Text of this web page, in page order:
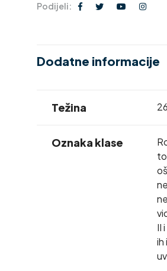
Podijeli:
Dodatne informacije
Težina
Oznaka klase
II
ih